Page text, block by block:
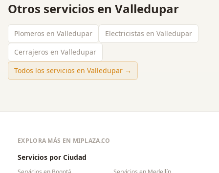
Otros servicios en Valledupar
Plomeros en Valledupar
Electricistas en Valledupar
Cerrajeros en Valledupar
Todos los servicios en Valledupar →
EXPLORA MÁS EN MIPLAZA.CO
Servicios por Ciudad